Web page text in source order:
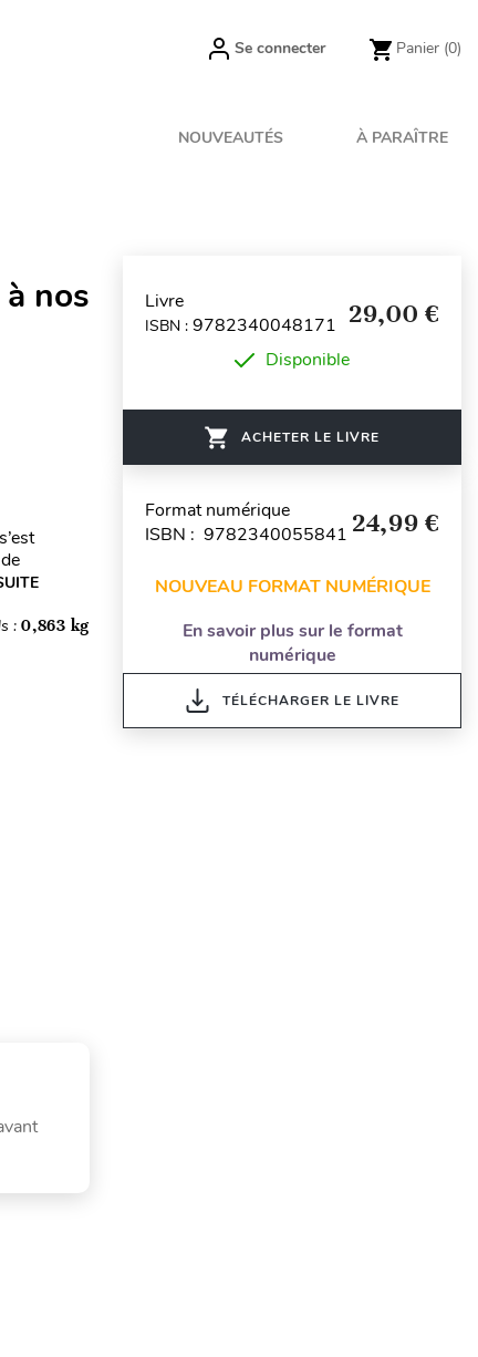
Se connecter Panier (0)
NOUVEAUTÉS À PARAÎTRE
nos
:0,863 kg
Livre
ISBN : 9782340048171 29,00 €
Disponible
ACHETER LE LIVRE
Format numérique
ISBN : 9782340055841 24,99 €
NOUVEAU FORMAT NUMÉRIQUE
En savoir plus sur le format
numérique
TÉLÉCHARGER LE LIVRE